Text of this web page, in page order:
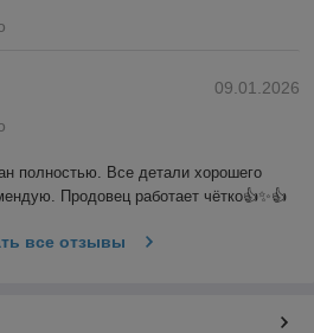
09.01.2026
полностью. Все детали хорошего
Продовец работает чётко👍✨️👍
все отзывы